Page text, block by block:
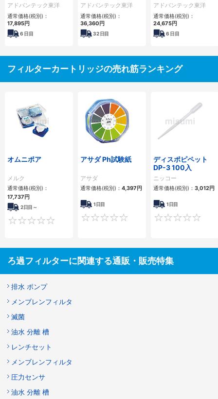
050-C1B
アドバンテック東洋
通常価格(税別)：
17,895円
6 日目
100-E1N
アドバンテック東洋
通常価格(税別)：
36,360円
32日目
ジフィルタ CCF-
050-D1B
アドバンテック東洋
通常価格(税別)：
24,675円
6 日目
フィルターカートリッジの売れ筋ランキング
オムニポア
メルク
通常価格(税別)：
17,737円
2日目～
0
アサダ Ph試験紙
アサダ
通常価格(税別)： 4,397円
1日目
0
ディスポピペット
DP-3 100入
ニッコー
通常価格(税別)： 3,012円
1日目
ろ過フィルターに関連する通販・販売特集
排水 ポンプ
メンブレンフィルタ
滅菌
油水 分離 槽
レンチセット
メンブレンフィルタ
圧力センサ
油水 分離 槽